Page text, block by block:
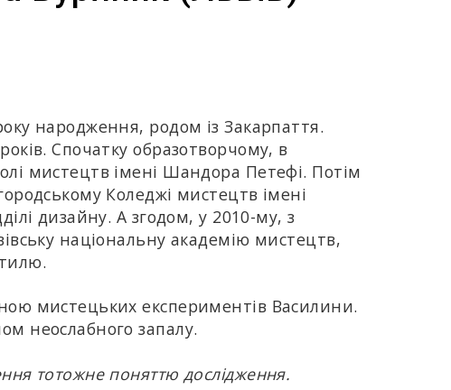
народження, родом із Закарпаття.
Спочатку образотворчому, в
мистецтв імені Шандора Петефі. Потім
Коледжі мистецтв імені
дизайну. А згодом, у 2010-му, з
національну академію мистецтв,
мистецьких експериментів Василини.
неослабного запалу.
тотожне поняттю дослідження.